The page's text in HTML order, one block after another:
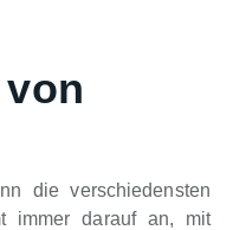
die verschiedensten
immer darauf an, mit